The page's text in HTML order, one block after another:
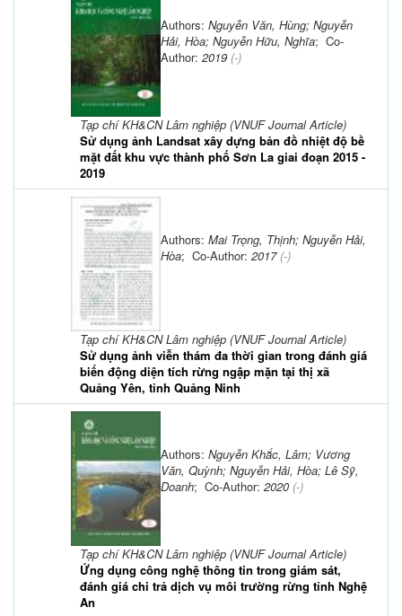
Tạp chí KH&CN Lâm nghiệp (VNUF Journal Article)
Sử dụng ảnh Landsat xây dựng bản đồ nhiệt độ bề
mặt đất khu vực thành phố Sơn La giai đoạn 2015 -
2019
Authors: Nguyễn Văn, Hùng; Nguyễn
Hải, Hòa; Nguyễn Hữu, Nghĩa; Co-
Author: 2019 (-)
Tạp chí KH&CN Lâm nghiệp (VNUF Journal Article)
Sử dụng ảnh viễn thám đa thời gian trong đánh giá
biến động diện tích rừng ngập mặn tại thị xã
Quảng Yên, tỉnh Quảng Ninh
Authors: Mai Trọng, Thịnh; Nguyễn Hải,
Hòa; Co-Author: 2017(-)
Tạp chí KH&CN Lâm nghiệp (VNUF Journal Article)
Ứng dụng công nghệ thông tin trong giám sát,
đánh giá chi trả dịch vụ môi trường rừng tỉnh Nghệ
An
Authors: Nguyễn Khắc, Lâm; Vương
Văn, Quỳnh; Nguyễn Hải, Hòa; Lê Sỹ,
Doanh; Co-Author: 2020 (-)